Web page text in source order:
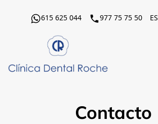
615 625 044 977 75 75 50 ES
Contacto